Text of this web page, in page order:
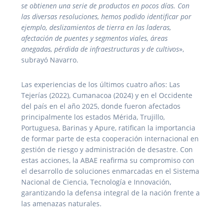
se obtienen una serie de productos en pocos días. Con
las diversas resoluciones, hemos podido identificar por
ejemplo, deslizamientos de tierra en las laderas,
afectación de puentes y segmentos viales, áreas
anegadas, pérdida de infraestructuras y de cultivos»,
subrayó Navarro.
Las experiencias de los últimos cuatro años: Las
Tejerías (2022), Cumanacoa (2024) y en el Occidente
del país en el año 2025, donde fueron afectados
principalmente los estados Mérida, Trujillo,
Portuguesa, Barinas y Apure, ratifican la importancia
de formar parte de esta cooperación internacional en
gestión de riesgo y administración de desastre. Con
estas acciones, la ABAE reafirma su compromiso con
el desarrollo de soluciones enmarcadas en el Sistema
Nacional de Ciencia, Tecnología e Innovación,
garantizando la defensa integral de la nación frente a
las amenazas naturales.